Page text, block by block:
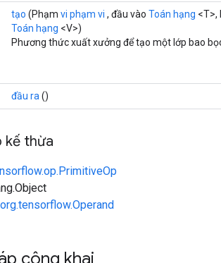
tạo (Phạm vi phạm vi , đầu vào Toán hạng <T>,
Toán hạng <V>)
Phương thức xuất xưởng để tạo một lớp bao
đầu ra ()
kế thừa
org.tensorflow.Operand
công khai